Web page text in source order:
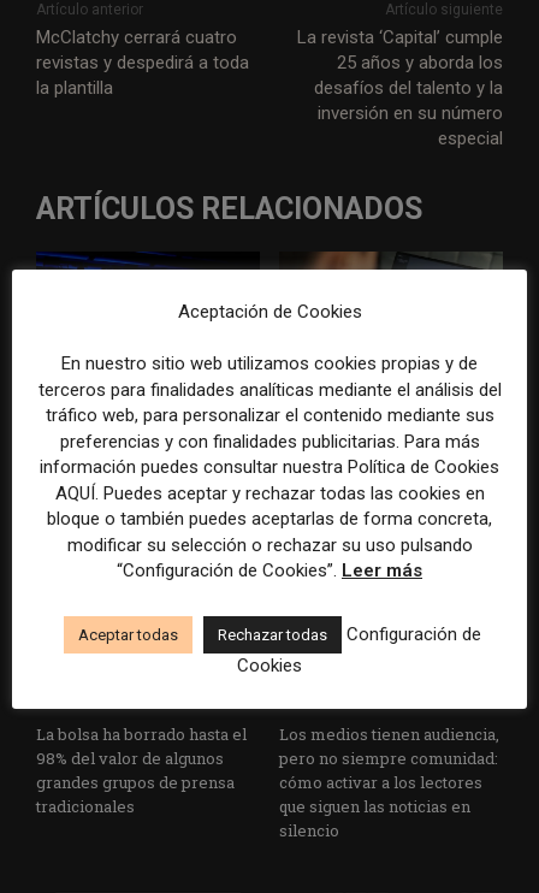
Artículo anterior
McClatchy cerrará cuatro
revistas y despedirá a toda
la plantilla
Artículo siguiente
La revista ‘Capital’ cumple
25 años y aborda los
desafíos del talento y la
inversión en su número
especial
ARTÍCULOS RELACIONADOS
WAN-IFRA reúne las
principales estrategias de los
medios ante la IA, la pérdida
de ingresos y los cambios de
consumo
Veinte ejemplos de uso de la
IA en redacciones, productos
y negocios periodísticos
La bolsa ha borrado hasta el
98% del valor de algunos
grandes grupos de prensa
tradicionales
Los medios tienen audiencia,
pero no siempre comunidad:
cómo activar a los lectores
que siguen las noticias en
silencio
Aceptación de Cookies
En nuestro sitio web utilizamos cookies propias y de
terceros para finalidades analíticas mediante el análisis del
tráfico web, para personalizar el contenido mediante sus
preferencias y con finalidades publicitarias. Para más
información puedes consultar nuestra Política de Cookies
AQUÍ. Puedes aceptar y rechazar todas las cookies en
bloque o también puedes aceptarlas de forma concreta,
modificar su selección o rechazar su uso pulsando
“Configuración de Cookies”. Leer más
Aceptar todas Rechazar todas
Configuración de
Cookies